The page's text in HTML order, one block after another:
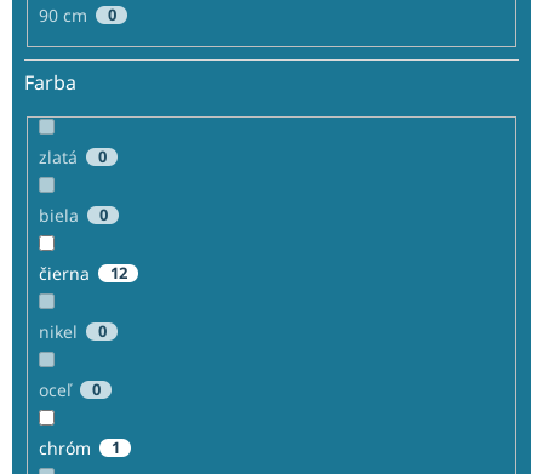
90 cm 0
Farba
zlatá 0
biela 0
čierna 12
nikel 0
oceľ 0
chróm 1